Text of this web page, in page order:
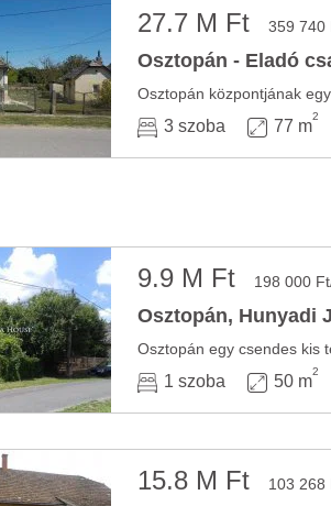
27.7 M Ft 359 740
Osztopán - Eladó
3 szoba 77 m
2
9.9 M Ft 198 000
Osztopán, Hunyadi
1 szoba 50 m
2
15.8 M Ft 103 268